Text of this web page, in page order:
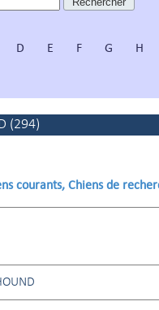
D E F G H
(294)
courants, Chiens de